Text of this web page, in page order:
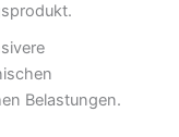
Belastungen.